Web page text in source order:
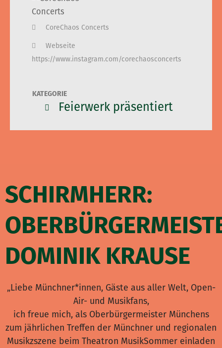
CoreChaos Concerts
Webseite
https://www.instagram.com/corechaosconcerts
KATEGORIE
Feierwerk präsentiert
SCHIRMHERR:
DOMINIK KRAUSE
„Liebe Münchner*innen, Gäste aus aller Welt, Open-
Air- und Musikfans,
ich freue mich, als Oberbürgermeister Münchens
zum jährlichen Treffen der Münchner und regionalen
Musikzszene beim Theatron MusikSommer einladen